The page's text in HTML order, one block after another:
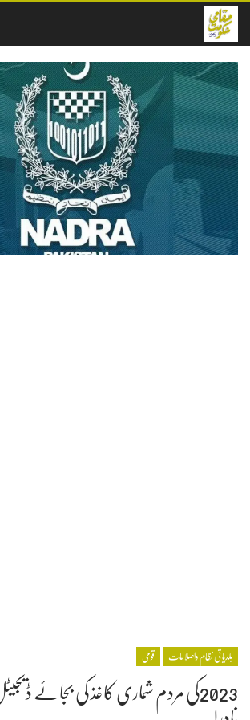
بلدیاتی نظام واصلاحات قومی
2023کی مردم شماری کاغذ کی بجائے